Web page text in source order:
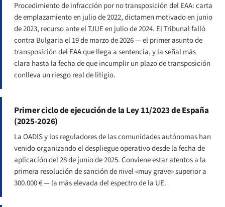
Procedimiento de infracción por no transposición del EAA: carta
de emplazamiento en julio de 2022, dictamen motivado en junio
de 2023, recurso ante el TJUE en julio de 2024. El Tribunal falló
contra Bulgaria el 19 de marzo de 2026 — el primer asunto de
transposición del EAA que llega a sentencia, y la señal más
clara hasta la fecha de que incumplir un plazo de transposición
conlleva un riesgo real de litigio.
Primer ciclo de ejecución de la Ley 11/2023 de España
(2025-2026)
La OADIS y los reguladores de las comunidades autónomas han
venido organizando el despliegue operativo desde la fecha de
aplicación del 28 de junio de 2025. Conviene estar atentos a la
primera resolución de sanción de nivel «muy grave» superior a
300.000 € — la más elevada del espectro de la UE.